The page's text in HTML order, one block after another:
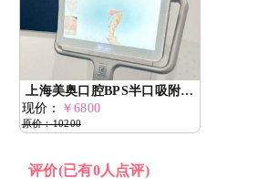
上海美奥口腔BPS半口吸附性
义齿2026价格参考：6800-
12800元，清单制收费含咬合
现价： ￥6800
原价：10200
评价(已有0人点评)